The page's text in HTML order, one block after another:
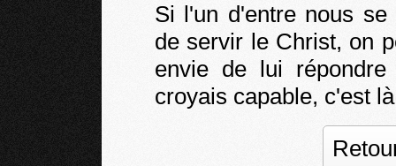
Si l'un d'entre nous
de servir le Christ, on
envie de lui
croyais capable, c'est